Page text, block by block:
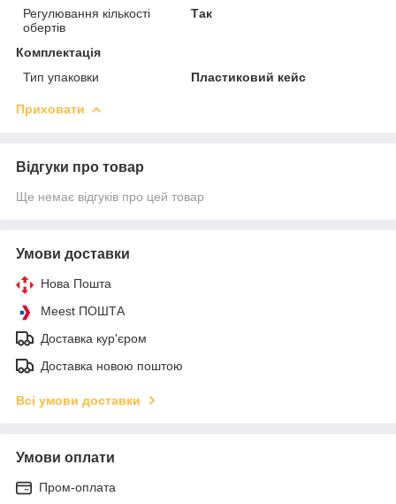
Регулювання кількості
обертів
Так
Комплектація
Тип упаковки
Пластиковий кейс
Приховати
Відгуки про товар
Ще немає відгуків про цей товар
Умови доставки
Нова Пошта
Meest ПОШТА
Доставка кур'єром
Доставка новою поштою
Всі умови доставки
Умови оплати
Пром-оплата